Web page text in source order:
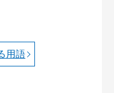
用語